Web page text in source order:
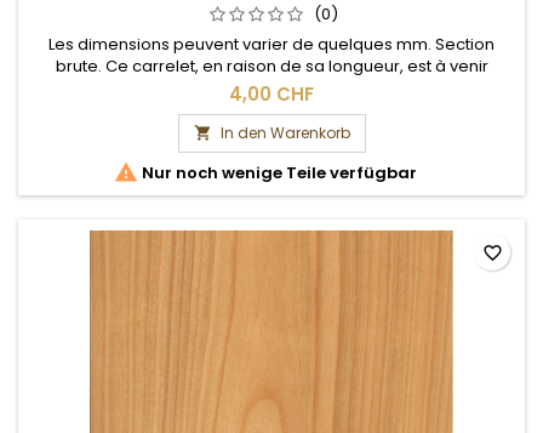
(0)
Les dimensions peuvent varier de quelques mm. Section
brute. Ce carrelet, en raison de sa longueur, est à venir
chercher sur place.
4,00 CHF
 In den Warenkorb
 Nur noch wenige Teile verfügbar
favorite_border